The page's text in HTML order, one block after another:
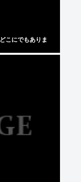
こにでもありま